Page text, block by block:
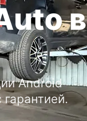
в
Android